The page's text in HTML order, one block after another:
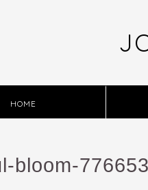
HOME
bloom-776653